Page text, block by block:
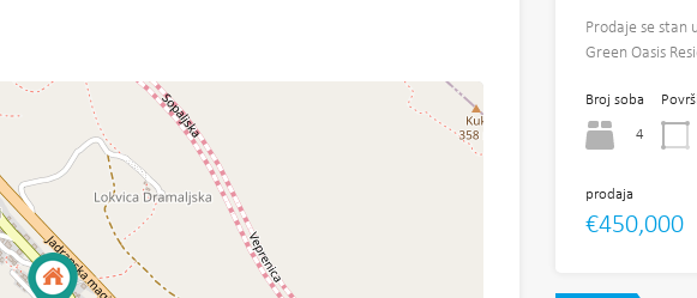
Prodaje se stan
Green Oasis
Broj soba
4
prodaja
€450,000